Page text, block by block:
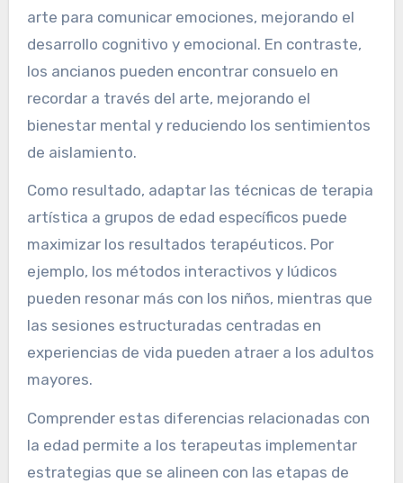
arte para comunicar emociones, mejorando el
desarrollo cognitivo y emocional. En contraste,
los ancianos pueden encontrar consuelo en
recordar a través del arte, mejorando el
bienestar mental y reduciendo los sentimientos
de aislamiento.
Como resultado, adaptar las técnicas de terapia
artística a grupos de edad específicos puede
maximizar los resultados terapéuticos. Por
ejemplo, los métodos interactivos y lúdicos
pueden resonar más con los niños, mientras que
las sesiones estructuradas centradas en
experiencias de vida pueden atraer a los adultos
mayores.
Comprender estas diferencias relacionadas con
la edad permite a los terapeutas implementar
estrategias que se alineen con las etapas de